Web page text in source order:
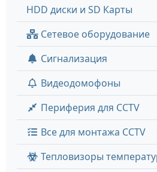
HDD диски и SD Карты
Сетевое оборудование
Сигнализация
Видеодомофоны
Периферия для CCTV
Все для монтажа CCTV
Тепловизоры